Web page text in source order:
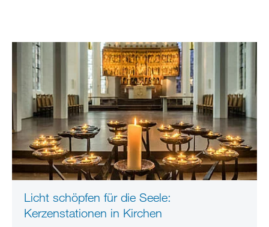
Licht schöpfen für die Seele:
Kerzenstationen in Kirchen